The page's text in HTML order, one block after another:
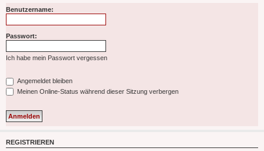
Benutzername:
Passwort:
Ich habe mein Passwort vergessen
Angemeldet bleiben
Meinen Online-Status während dieser Sitzung verbergen
REGISTRIEREN